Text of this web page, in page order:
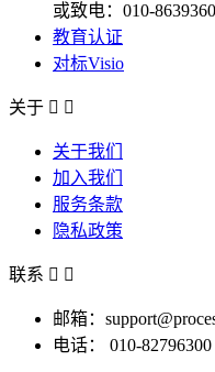
或致电：010-
教育认证
对标Visio
关于  
关于我们
加入我们
服务条款
隐私政策
联系  
邮箱：
电话：
010-